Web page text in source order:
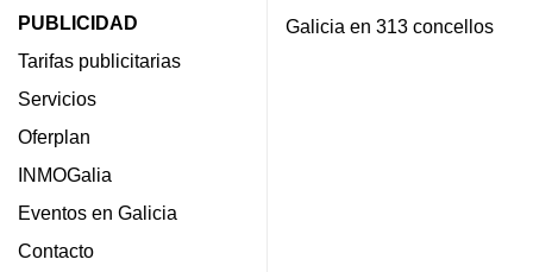
PUBLICIDAD
Tarifas publicitarias
Servicios
Oferplan
INMOGalia
Eventos en Galicia
Contacto
Galicia en 313 concellos